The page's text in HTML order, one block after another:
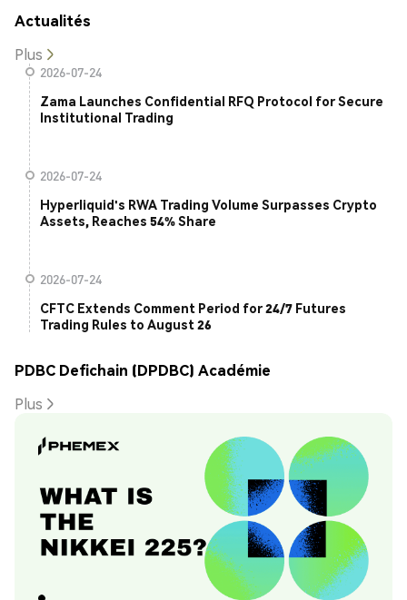
Actualités
Plus
2026-07-24
Zama Launches Confidential RFQ Protocol for Secure
Institutional Trading
2026-07-24
Hyperliquid's RWA Trading Volume Surpasses Crypto
Assets, Reaches 54% Share
2026-07-24
CFTC Extends Comment Period for 24/7 Futures
Trading Rules to August 26
PDBC Defichain (DPDBC) Académie
Plus